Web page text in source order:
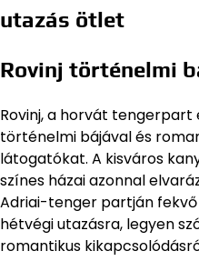
utazás ötlet
Rovinj történelmi
Rovinj, a horvát
történelmi bájával és
látogatókat. A kisváros
színes házai azonnal
Adriai-tenger partján fekvő
hétvégi utazásra, legyen
romantikus